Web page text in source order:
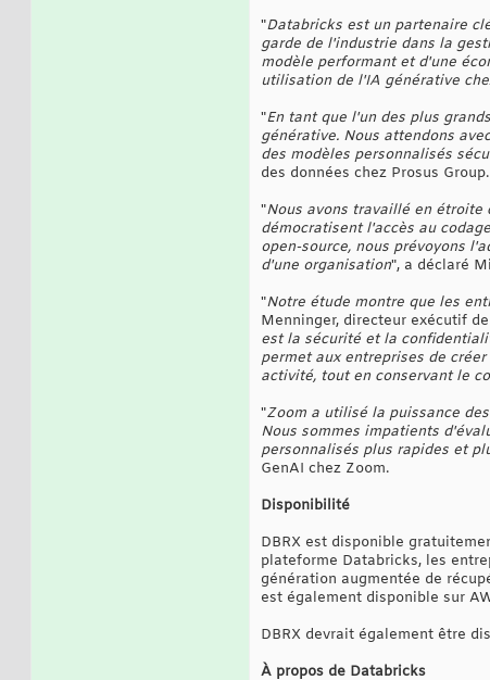
"Databricks est un partenaire
garde de l'industrie dans la
modèle performant et d'une
utilisation de l'IA générative
"En tant que l'un des plus
générative. Nous attendons
des modèles personnalisés
des données chez Prosus Group.
"Nous avons travaillé en
démocratisent l'accès au
open-source, nous prévoyons
d'une organisation", a déclaré
"Notre étude montre que les
Menninger, directeur exécutif
est la sécurité et la
permet aux entreprises de
activité, tout en conservant le
"Zoom a utilisé la puissance
Nous sommes impatients
personnalisés plus rapides et
GenAI chez Zoom.
Disponibilité
DBRX est disponible
plateforme Databricks, les
génération augmentée de
est également disponible sur
DBRX devrait également être
À propos de Databricks